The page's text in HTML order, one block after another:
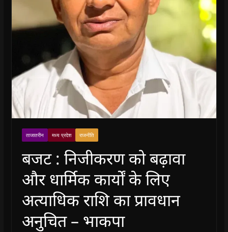
ताजातरीन मध्य प्रदेश राजनीति
बजट : निजीकरण को बढ़ावा
और धार्मिक कार्यों के लिए
अत्याधिक राशि का प्रावधान
अनुचित – भाकपा